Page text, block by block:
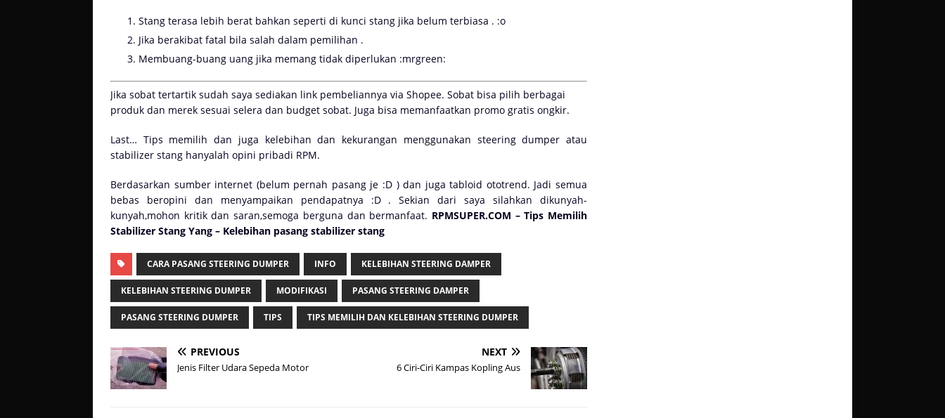
Stang terasa lebih berat bahkan seperti di kunci stang jika belum terbiasa . :o
Jika berakibat fatal bila salah dalam pemilihan .
Membuang-buang uang jika memang tidak diperlukan :mrgreen:
Jika sobat tertartik sudah saya sediakan link pembeliannya via Shopee. Sobat bisa pilih berbagai
produk dan merek sesuai selera dan budget sobat. Juga bisa memanfaatkan promo gratis ongkir.
Last… Tips memilih dan juga kelebihan dan kekurangan menggunakan steering dumper atau
stabilizer stang hanyalah opini pribadi RPM.
Berdasarkan sumber internet (belum pernah pasang je :D ) dan juga tabloid ototrend. Jadi semua
bebas beropini dan menyampaikan pendapatnya :D . Sekian dari saya silahkan dikunyah-
kunyah,mohon kritik dan saran,semoga berguna dan bermanfaat. RPMSUPER.COM – Tips Memilih
Stabilizer Stang Yang – Kelebihan pasang stabilizer stang
CARA PASANG STEERING DUMPER INFO KELEBIHAN STEERING DAMPER
KELEBIHAN STEERING DUMPER MODIFIKASI PASANG STEERING DAMPER
PASANG STEERING DUMPER TIPS TIPS MEMILIH DAN KELEBIHAN STEERING DUMPER
PREVIOUS
Jenis Filter Udara Sepeda Motor
NEXT
6 Ciri-Ciri Kampas Kopling Aus